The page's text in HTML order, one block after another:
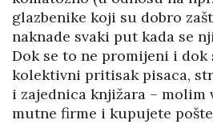
glazbenike koji su dobro
naknade svaki put kada se
Dok se to ne promijeni i dok
kolektivni pritisak pisaca,
i zajednica knjižara – molim
mutne firme i kupujete